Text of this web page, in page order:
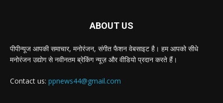
ABOUT US
पीपीन्यूज आपकी समाचार, मनोरंजन, संगीत फैशन वेबसाइट है। हम आपको सीधे
मनोरंजन उद्योग से नवीनतम ब्रेकिंग न्यूज़ और वीडियो प्रदान करते हैं।
Contact us: ppnews44@gmail.com